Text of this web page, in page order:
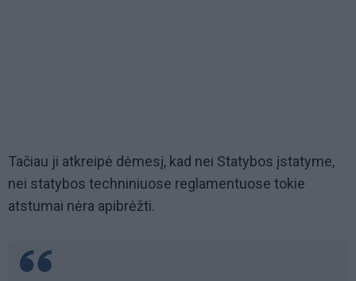
Tačiau ji atkreipė dėmesį, kad nei Statybos įstatyme,
nei statybos techniniuose reglamentuose tokie
atstumai nėra apibrėžti.